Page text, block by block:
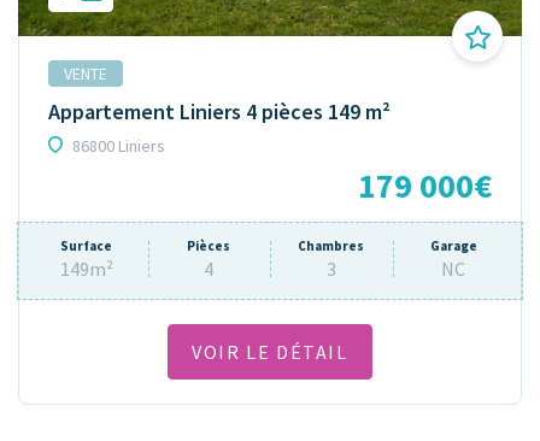
VENTE
Appartement Liniers 4 pièces 149 m²
86800 Liniers
179 000€
Surface
149m²
Pièces
4
Chambres
3
Garage
NC
VOIR LE DÉTAIL